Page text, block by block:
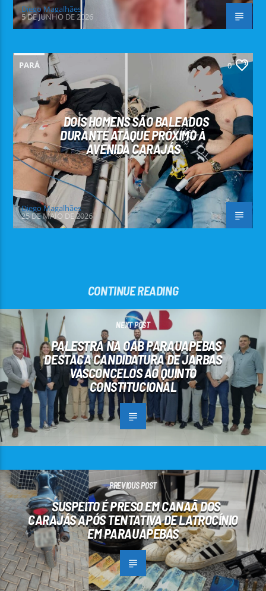
Diego Magalhães
5 DE JUNHO DE 2026
PARÁ 0
DOIS HOMENS SÃO BALEADOS
DURANTE ATAQUE PRÓXIMO À
AVENIDA CARAJÁS
Diego Magalhães
25 DE MAIO DE 2026
CONTINUE READING
NEXT POST
PALESTRA NA OAB PARAUAPEBAS
DESTACA CANDIDATURA DE JARBAS
VASCONCELOS AO QUINTO
CONSTITUCIONAL
PREVIOUS POST
SUSPEITO É PRESO EM CANAÃ DOS
CARAJÁS APÓS TENTATIVA DE LATROCÍNIO
EM PARAUAPEBAS